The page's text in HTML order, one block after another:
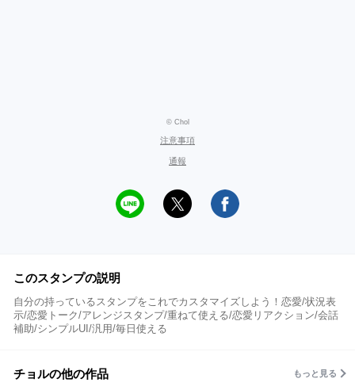
© Chol
注意事項
通報
このスタンプの説明
自分の持っているスタンプをこれでカスタマイズしよう！恋愛/状況表
示/恋愛トーク/アレンジスタンプ/重ねて使える/恋愛リアクション/会話
補助/シンプルUI/汎用/毎日使える
チョルの他の作品 もっと見る